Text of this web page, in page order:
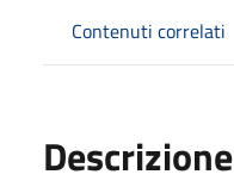
Contenuti correlati
Descrizione